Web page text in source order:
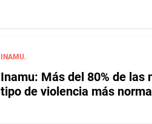
INAMU.
Inamu: Más del 80% de las
tipo de violencia más